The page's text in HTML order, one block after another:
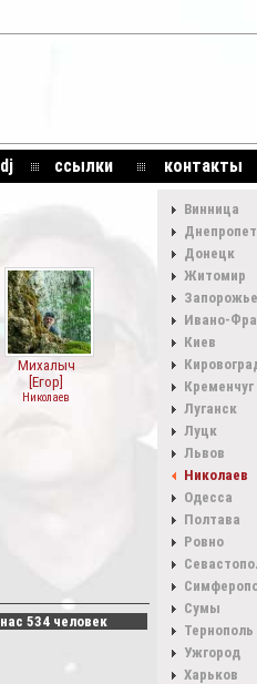
dj ссылки контакты
Михалыч
[Егор]
Николаев
нас 534человек
Винница
Донецк
Житомир
Запорожье
Ивано-
Киев
Кременчуг
Луганск
Луцк
Львов
Николаев
Одесса
Полтава
Ровно
Сумы
Тернополь
Ужгород
Харьков